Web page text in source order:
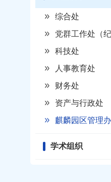
综合处
党群工作处（
科技处
人事教育处
财务处
资产与行政处
麒麟园区管理
学术组织